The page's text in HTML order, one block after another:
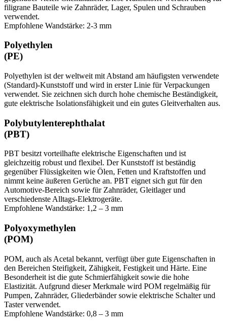
filigrane Bauteile wie Zahnräder, Lager, Spulen und Schrauben
verwendet.
Empfohlene Wandstärke: 2-3 mm
Polyethylen
(PE)
Polyethylen ist der weltweit mit Abstand am häufigsten verwendete
(Standard)-Kunststoff und wird in erster Linie für Verpackungen
verwendet. Sie zeichnen sich durch hohe chemische Beständigkeit,
gute elektrische Isolationsfähigkeit und ein gutes Gleitverhalten aus.
Polybutylenterephthalat
(PBT)
PBT besitzt vorteilhafte elektrische Eigenschaften und ist
gleichzeitig robust und flexibel. Der Kunststoff ist beständig
gegenüber Flüssigkeiten wie Ölen, Fetten und Kraftstoffen und
nimmt keine äußeren Gerüche an. PBT eignet sich gut für den
Automotive-Bereich sowie für Zahnräder, Gleitlager und
verschiedenste Alltags-Elektrogeräte.
Empfohlene Wandstärke: 1,2 – 3 mm
Polyoxymethylen
(POM)
POM, auch als Acetal bekannt, verfügt über gute Eigenschaften in
den Bereichen Steifigkeit, Zähigkeit, Festigkeit und Härte. Eine
Besonderheit ist die gute Schmierfähigkeit sowie die hohe
Elastizität. Aufgrund dieser Merkmale wird POM regelmäßig für
Pumpen, Zahnräder, Gliederbänder sowie elektrische Schalter und
Taster verwendet.
Empfohlene Wandstärke: 0,8 – 3 mm